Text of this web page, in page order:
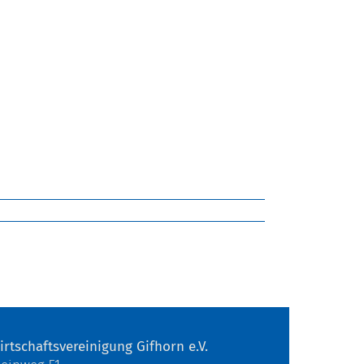
Gifhorn e.V.